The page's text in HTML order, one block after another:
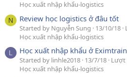
Học xuất nhập khẩu-logistics
N Review học logistics ở đâu tốt
Started by Nguyễn Sung 13/10/18
Học xuất nhập khẩu-logistics
L Học xuất nhập khẩu ở
Started by linhle2018 13/7/18 Lượt
Học xuất nhập khẩu-logistics